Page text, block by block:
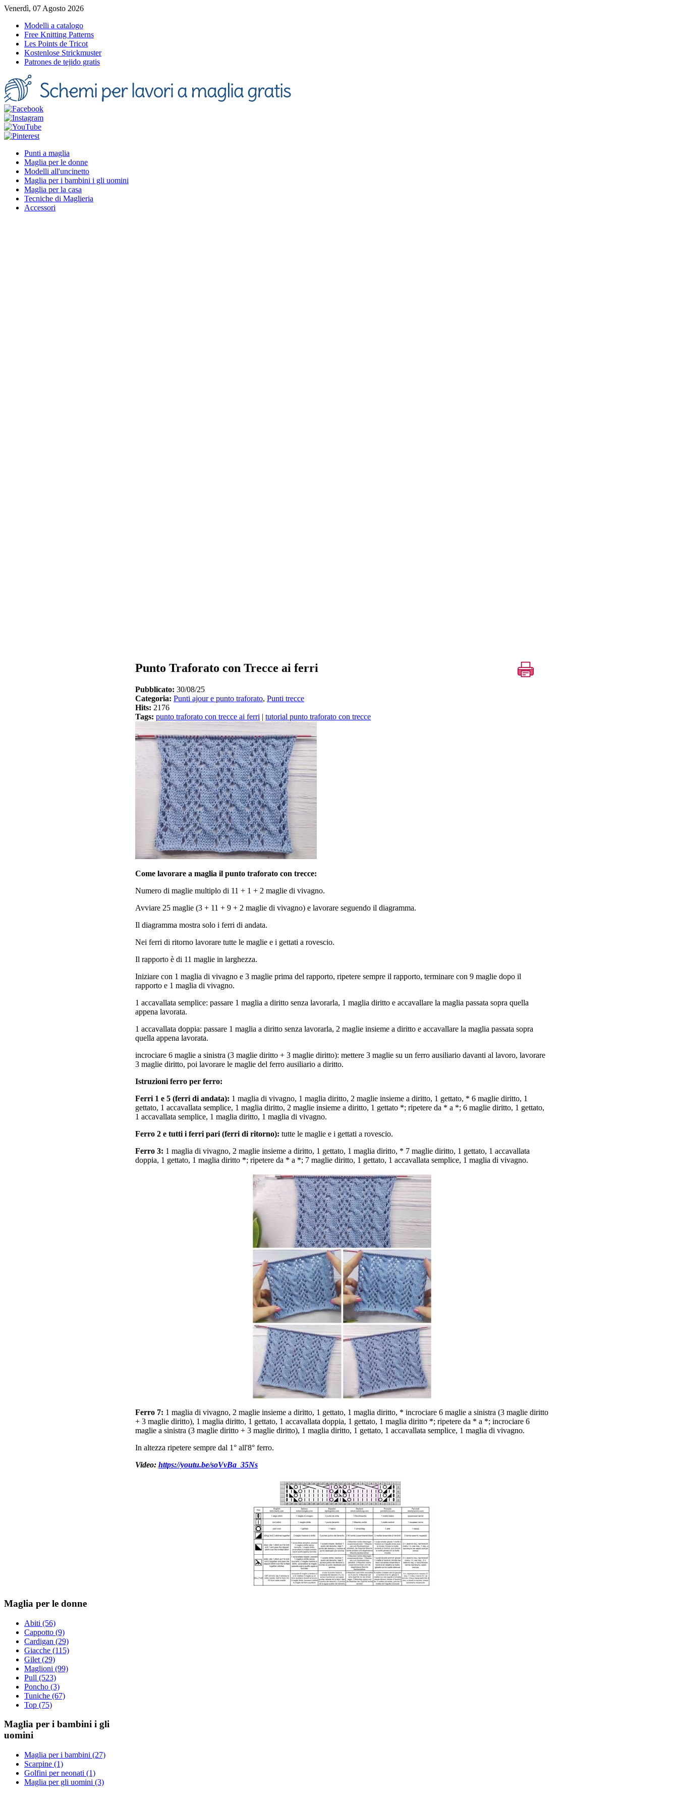
Venerdì, 07 Agosto 2026
Modelli a catalogo
Free Knitting Patterns
Les Points de Tricot
Kostenlose Strickmuster
Patrones de tejido gratis
Punti a maglia
Maglia per le donne
Modelli all'uncinetto
Maglia per i bambini i gli uomini
Maglia per la casa
Tecniche di Maglieria
Accessori
Punto Traforato con Trecce ai ferri
Pubblicato: 30/08/25
Categoria: Punti ajour e punto traforato, Punti trecce
Hits: 2176
Tags: punto traforato con trecce ai ferri | tutorial punto traforato con trecce
Come lavorare a maglia il punto traforato con trecce:
Numero di maglie multiplo di 11 + 1 + 2 maglie di vivagno.
Avviare 25 maglie (3 + 11 + 9 + 2 maglie di vivagno) e lavorare seguendo il diagramma.
Il diagramma mostra solo i ferri di andata.
Nei ferri di ritorno lavorare tutte le maglie e i gettati a rovescio.
Il rapporto è di 11 maglie in larghezza.
Iniziare con 1 maglia di vivagno e 3 maglie prima del rapporto, ripetere sempre il rapporto, terminare con 9 maglie dopo il
rapporto e 1 maglia di vivagno.
1 accavallata semplice: passare 1 maglia a diritto senza lavorarla, 1 maglia diritto e accavallare la maglia passata sopra quella
appena lavorata.
1 accavallata doppia: passare 1 maglia a diritto senza lavorarla, 2 maglie insieme a diritto e accavallare la maglia passata sopra
quella appena lavorata.
incrociare 6 maglie a sinistra (3 maglie diritto + 3 maglie diritto): mettere 3 maglie su un ferro ausiliario davanti al lavoro, lavorare
3 maglie diritto, poi lavorare le maglie del ferro ausiliario a diritto.
Istruzioni ferro per ferro:
Ferri 1 e 5 (ferri di andata): 1 maglia di vivagno, 1 maglia diritto, 2 maglie insieme a diritto, 1 gettato, * 6 maglie diritto, 1
gettato, 1 accavallata semplice, 1 maglia diritto, 2 maglie insieme a diritto, 1 gettato *; ripetere da * a *; 6 maglie diritto, 1 gettato,
1 accavallata semplice, 1 maglia diritto, 1 maglia di vivagno.
Ferro 2 e tutti i ferri pari (ferri di ritorno): tutte le maglie e i gettati a rovescio.
Ferro 3: 1 maglia di vivagno, 2 maglie insieme a diritto, 1 gettato, 1 maglia diritto, * 7 maglie diritto, 1 gettato, 1 accavallata
doppia, 1 gettato, 1 maglia diritto *; ripetere da * a *; 7 maglie diritto, 1 gettato, 1 accavallata semplice, 1 maglia di vivagno.
Ferro 7: 1 maglia di vivagno, 2 maglie insieme a diritto, 1 gettato, 1 maglia diritto, * incrociare 6 maglie a sinistra (3 maglie diritto
+ 3 maglie diritto), 1 maglia diritto, 1 gettato, 1 accavallata doppia, 1 gettato, 1 maglia diritto *; ripetere da * a *; incrociare 6
maglie a sinistra (3 maglie diritto + 3 maglie diritto), 1 maglia diritto, 1 gettato, 1 accavallata semplice, 1 maglia di vivagno.
In altezza ripetere sempre dal 1° all'8° ferro.
Video: https://youtu.be/soVvBa_35Ns
Maglia per le donne
Abiti (56)
Cappotto (9)
Cardigan (29)
Giacche (115)
Gilet (29)
Maglioni (99)
Pull (523)
Poncho (3)
Tuniche (67)
Top (75)
Maglia per i bambini i gli
uomini
Maglia per i bambini (27)
Scarpine (1)
Golfini per neonati (1)
Maglia per gli uomini (3)